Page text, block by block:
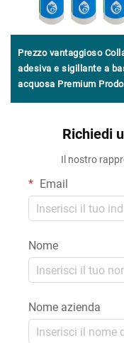
Prezzo vantaggioso
adesiva e sigillante a
acquosa Premium
Richiedi
Il nostro
Email
Nome
Nome azienda